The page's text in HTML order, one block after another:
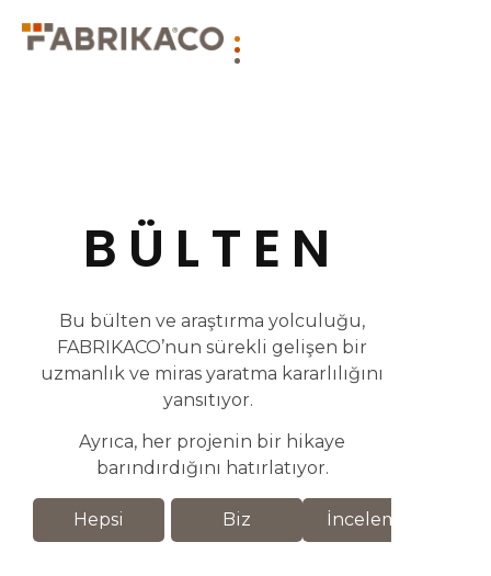
BÜLTEN
Bu bülten ve araştırma yolculuğu,
FABRIKACO’nun sürekli gelişen bir
uzmanlık ve miras yaratma kararlılığını
yansıtıyor.
Ayrıca, her projenin bir hikaye
barındırdığını hatırlatıyor.
Hepsi Biz İnceleme